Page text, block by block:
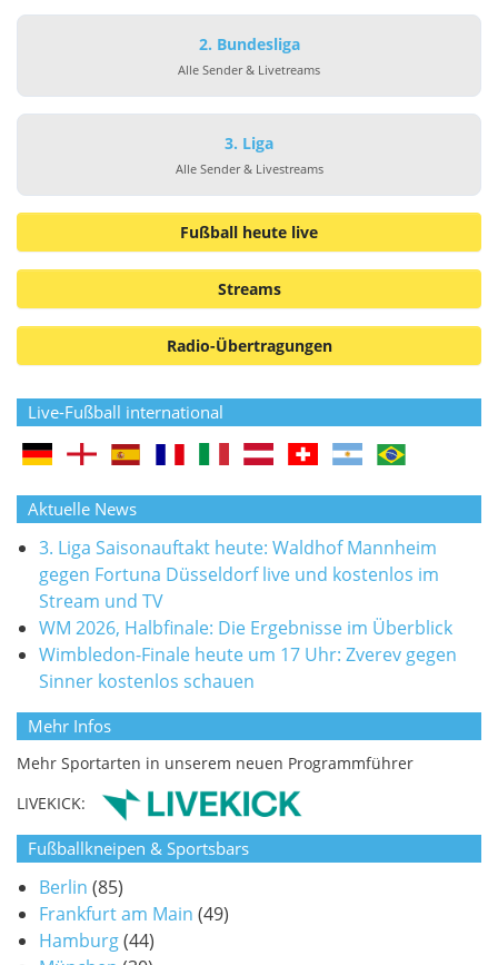
2. Bundesliga
Alle Sender & Livetreams
3. Liga
Alle Sender & Livestreams
Fußball heute live
Streams
Radio-Übertragungen
Live-Fußball international
Aktuelle News
3. Liga Saisonauftakt heute: Waldhof Mannheim
gegen Fortuna Düsseldorf live und kostenlos im
Stream und TV
WM 2026, Halbfinale: Die Ergebnisse im Überblick
Wimbledon-Finale heute um 17 Uhr: Zverev gegen
Sinner kostenlos schauen
Mehr Infos
Mehr Sportarten in unserem neuen Programmführer
LIVEKICK:
Fußballkneipen & Sportsbars
Berlin (85)
Frankfurt am Main (49)
Hamburg(44)